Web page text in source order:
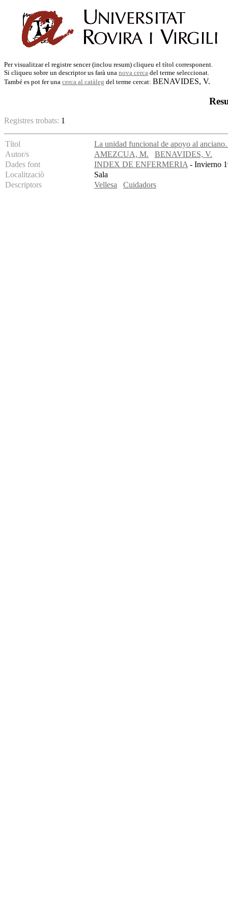
Per visualitzar el registre sencer (inclou resum) cliqueu el títol corresponent.
Si cliqueu sobre un descriptor us farà una nova cerca del terme seleccionat.
També es pot fer una cerca al catàleg del terme cercat: BENAVIDES, V.
Registres trobats: 1
Títol
La unidad funcional de apoyo al
Autor/s
AMEZCUA, M.
BENAVIDES, V.
Dades font
INDEX DE ENFERMERIA- Invierno
Localitzaciò
Sala
Descriptors
Vellesa Cuidadors